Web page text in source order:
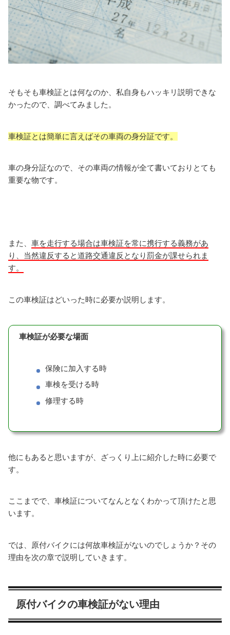
そもそも車検証とは何なのか、私自身もハッキリ説明できな
かったので、調べてみました。
車検証とは簡単に言えばその車両の身分証です。
車の身分証なので、その車両の情報が全て書いておりとても
重要な物です。
また、 車を走行する場合は車検証を常に携行する義務があ
り、当然違反すると道路交通違反となり罰金が課せられま
す。
この車検証はどいった時に必要か説明します。
車検証が必要な場面
保険に加入する時
車検を受ける時
修理する時
他にもあると思いますが、ざっくり上に紹介した時に必要で
す。
ここまでで、車検証についてなんとなくわかって頂けたと思
います。
では、原付バイクには何故車検証がないのでしょうか？その
理由を次の章で説明していきます。
原付バイクの車検証がない理由